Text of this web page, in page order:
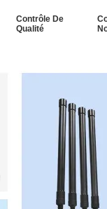
Contrôle De
Qualité